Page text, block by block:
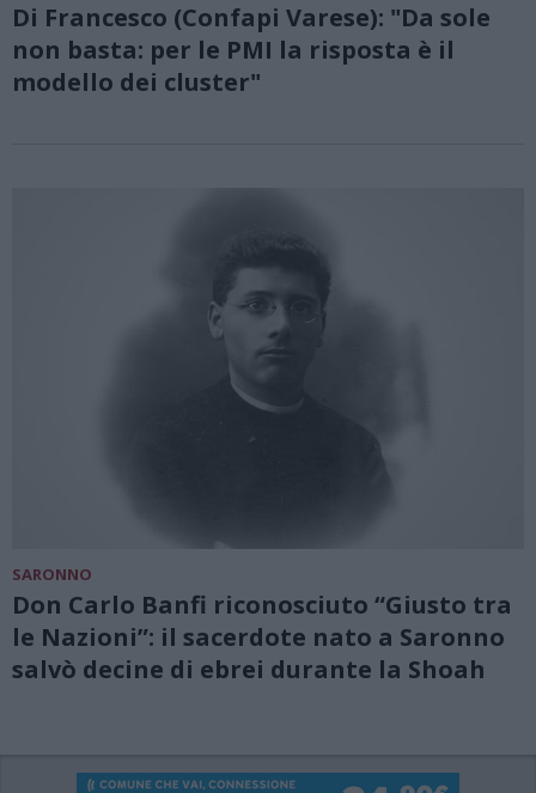
Di Francesco (Confapi Varese): "Da sole
non basta: per le PMI la risposta è il
modello dei cluster"
SARONNO
Don Carlo Banfi riconosciuto “Giusto tra
le Nazioni”: il sacerdote nato a Saronno
salvò decine di ebrei durante la Shoah